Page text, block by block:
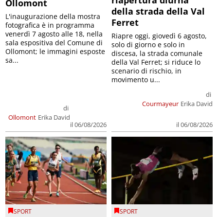
Ollomont
Ollomont
di
Erika David
il 06/08/2026
L'inaugurazione della mostra
fotografica è in programma
venerdì 7 agosto alle 18, nella
sala espositiva del Comune di
Ollomont; le immagini esposte
sa...
della strada della Val
Ferret
Courmayeur
di
Erika David
il 06/08/2026
Riapre oggi, giovedì 6 agosto,
solo di giorno e solo in
discesa, la strada comunale
della Val Ferret; si riduce lo
scenario di rischio, in
movimento u...
SPORT SPORT